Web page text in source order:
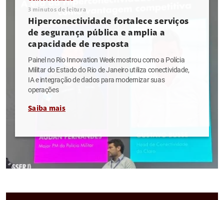
3 minutos de leitura
Hiperconectividade fortalece serviços
de segurança pública e amplia a
capacidade de resposta
Painel no Rio Innovation Week mostrou como a Polícia
Militar do Estado do Rio de Janeiro utiliza conectividade,
IA e integração de dados para modernizar suas
operações
Saiba mais